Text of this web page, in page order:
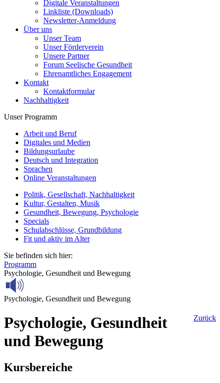
Digitale Veranstaltungen
Linkliste (Downloads)
Newsletter-Anmeldung
Über uns
Unser Team
Unser Förderverein
Unsere Partner
Forum Seelische Gesundheit
Ehrenamtliches Engagement
Kontakt
Kontaktformular
Nachhaltigkeit
Unser Programm
Arbeit und Beruf
Digitales und Medien
Bildungsurlaube
Deutsch und Integration
Sprachen
Online Veranstaltungen
Politik, Gesellschaft, Nachhaltigkeit
Kultur, Gestalten, Musik
Gesundheit, Bewegung, Psychologie
Specials
Schulabschlüsse, Grundbildung
Fit und aktiv im Alter
Sie befinden sich hier:
Programm
Psychologie, Gesundheit und Bewegung
Psychologie, Gesundheit und Bewegung
Zurück
Psychologie, Gesundheit
und Bewegung
Kursbereiche